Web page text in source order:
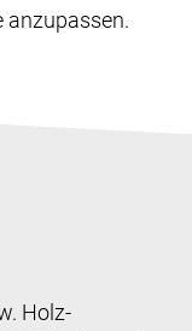
anzupassen.
Holz-